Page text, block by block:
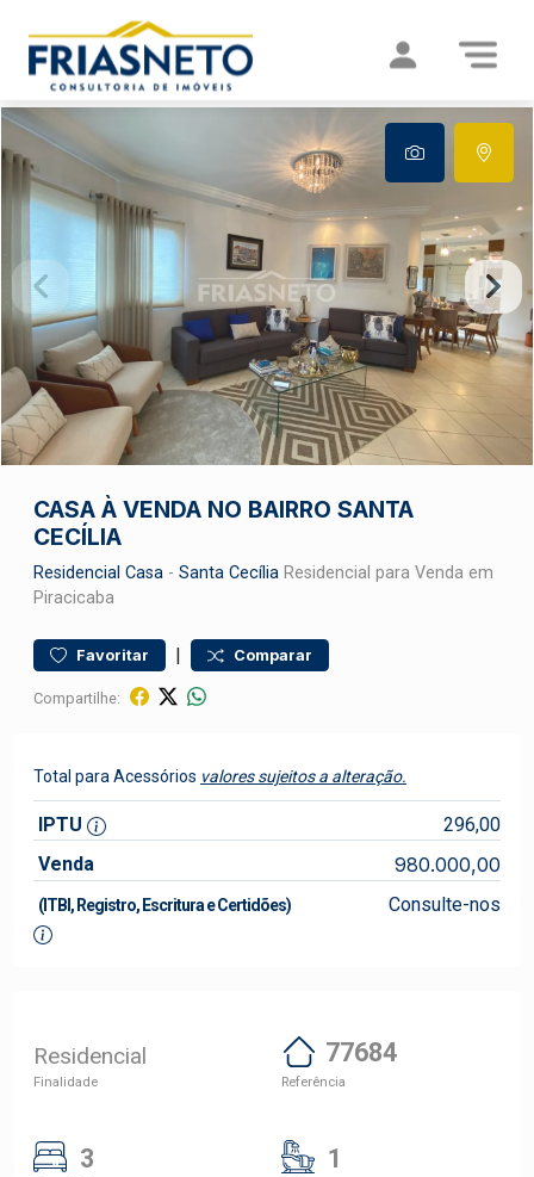
CASA À VENDA NO BAIRRO SANTA
CECÍLIA
Residencial Casa - Santa Cecília Residencial para Venda em
Piracicaba
Favoritar | Comparar
Compartilhe:
Total para Acessórios valores sujeitos a alteração.
IPTU
296,00
Venda
980.000,00
(ITBI, Registro, Escritura e Certidões) Consulte-nos
Residencial
Finalidade
77684
Referência
3 1